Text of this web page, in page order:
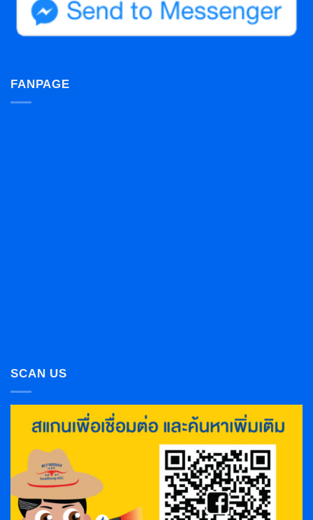
FANPAGE
SCAN US